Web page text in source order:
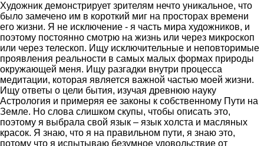
Художник демонстрирует зрителям нечто уникальное, что
было замечено им в короткий миг на просторах времени
его жизни. Я не исключение - я часть мира художников, и
поэтому постоянно смотрю на жизнь или через микроскоп
или через телескоп. Ищу исключительные и неповторимые
проявления реальности в самых малых формах природы
окружающей меня. Ищу разгадки внутри процесса
медитации, которая является важной частью моей жизни.
Ищу ответы о цели бытия, изучая древнюю науку
Астрология и примеряя ее законы к собственному Пути на
Земле. Но слова слишком скупы, чтобы описать это,
поэтому я выбрала свой язык – язык холста и масляных
красок. Я знаю, что я на правильном пути, я знаю это,
потому что я испытываю безумное удовольствие от